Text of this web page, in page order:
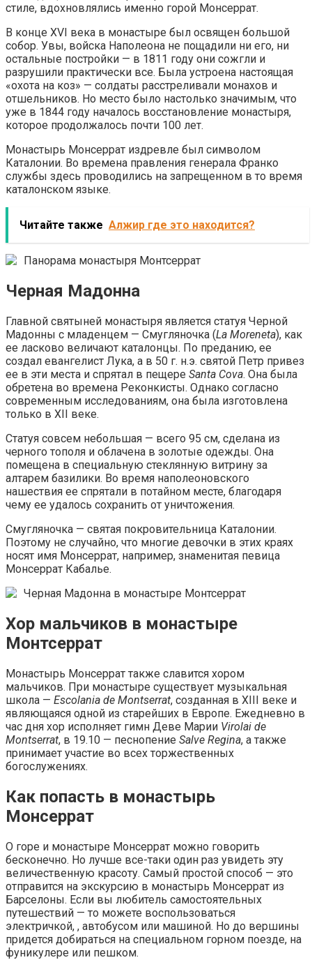
стиле, вдохновлялись именно горой Монсеррат.
В конце XVI века в монастыре был освящен большой
собор. Увы, войска Наполеона не пощадили ни его, ни
остальные постройки — в 1811 году они сожгли и
разрушили практически все. Была устроена настоящая
«охота на коз» — солдаты расстреливали монахов и
отшельников. Но место было настолько значимым, что
уже в 1844 году началось восстановление монастыря,
которое продолжалось почти 100 лет.
Монастырь Монсеррат издревле был символом
Каталонии. Во времена правления генерала Франко
службы здесь проводились на запрещенном в то время
каталонском языке.
Читайте также Алжир где это находится?
Панорама монастыря Монтсеррат
Черная Мадонна
Главной святыней монастыря является статуя Черной
Мадонны с младенцем — Смугляночка (La Moreneta), как
ее ласково величают каталонцы. По преданию, ее
создал евангелист Лука, а в 50 г. н.э. святой Петр привез
ее в эти места и спрятал в пещере Santa Cova. Она была
обретена во времена Реконкисты. Однако согласно
современным исследованиям, она была изготовлена
только в XII веке.
Статуя совсем небольшая — всего 95 см, сделана из
черного тополя и облачена в золотые одежды. Она
помещена в специальную стеклянную витрину за
алтарем базилики. Во время наполеоновского
нашествия ее спрятали в потайном месте, благодаря
чему ее удалось сохранить от уничтожения.
Смугляночка — святая покровительница Каталонии.
Поэтому не случайно, что многие девочки в этих краях
носят имя Монсеррат, например, знаменитая певица
Монсеррат Кабалье.
Черная Мадонна в монастыре Монтсеррат
Хор мальчиков в монастыре
Монтсеррат
Монастырь Монсеррат также славится хором
мальчиков. При монастыре существует музыкальная
школа — Escolania de Montserrat, созданная в XIII веке и
являющаяся одной из старейших в Европе. Ежедневно в
час дня хор исполняет гимн Деве Марии Virolai de
Montserrat, в 19.10 — песнопение Salve Regina, а также
принимает участие во всех торжественных
богослужениях.
Как попасть в монастырь
Монсеррат
О горе и монастыре Монсеррат можно говорить
бесконечно. Но лучше все-таки один раз увидеть эту
величественную красоту. Самый простой способ — это
отправится на экскурсию в монастырь Монсеррат из
Барселоны. Если вы любитель самостоятельных
путешествий — то можете воспользоваться
электричкой, , автобусом или машиной. Но до вершины
придется добираться на специальном горном поезде, на
фуникулере или пешком.